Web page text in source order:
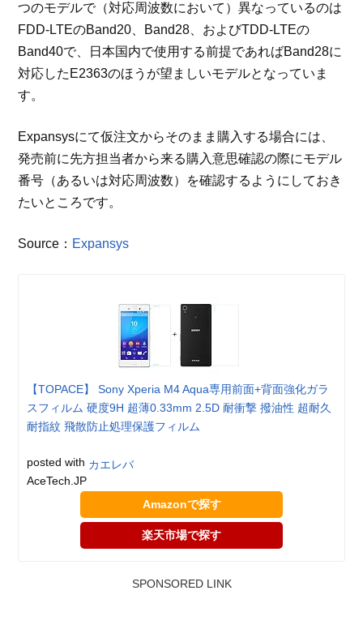
つのモデルで（対応周波数において）異なっているのは
FDD-LTEのBand20、Band28、およびTDD-LTEの
Band40で、日本国内で使用する前提であればBand28に
対応したE2363のほうが望ましいモデルとなっていま
す。
Expansysにて仮注文からそのまま購入する場合には、
発売前に先方担当者から来る購入意思確認の際にモデル
番号（あるいは対応周波数）を確認するようにしておき
たいところです。
Source： Expansys
【TOPACE】 Sony Xperia M4 Aqua専用前面+背面強化ガラ
スフィルム 硬度9H 超薄0.33mm 2.5D 耐衝撃 撥油性 超耐久
耐指紋 飛散防止処理保護フィルム
posted with カエレバ
AceTech.JP
Amazonで探す
楽天市場で探す
SPONSORED LINK